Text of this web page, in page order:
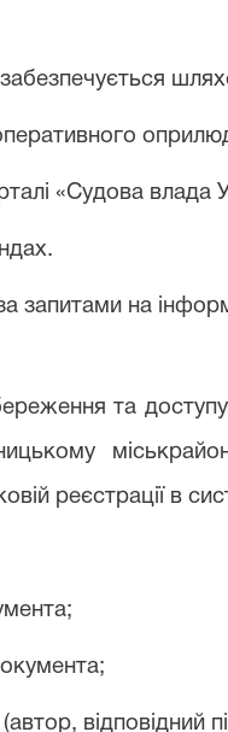
«Судова влада
запитами на
та
реєстрації в
відповідний